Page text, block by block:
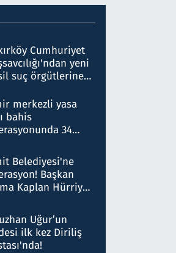
Cumhuriyet
yeni
suç örgütlerine
gözaltı kararı
merkezli yasa
bahis
34
liralık para
tespit edildi
Belediyesi'ne
Başkan
Kaplan Hürriyet
Uğur’un
ilk kez Diriliş